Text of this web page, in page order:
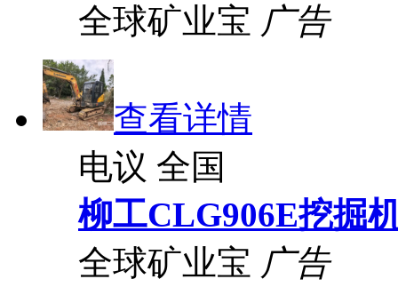
全球矿业宝 广告
查看详情
电议 全国
柳工CLG906E挖掘
全球矿业宝 广告